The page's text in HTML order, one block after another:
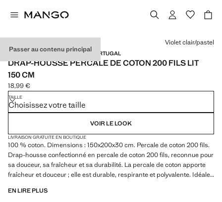
Passer au contenu principal
PERCALE DE COTON / MADE IN PORTUGAL
DRAP-HOUSSE PERCALE DE COTON 200 FILS LIT
150 CM
Prix actuel [18,99 € ]
18,99 €
Choisissez une couleur
Violet clair/pastel
TAILLE
Choisissez votre taille
VOIR LE LOOK
LIVRAISON GRATUITE EN BOUTIQUE
100 % coton. Dimensions : 150x200x30 cm. Percale de coton 200 fils.
Drap-housse confectionné en percale de coton 200 fils, reconnue pour
sa douceur, sa fraîcheur et sa durabilité. La percale de coton apporte
fraîcheur et douceur ; elle est durable, respirante et polyvalente. Idéale
plusieurs couleurs. À combiner avec d’autres articles de la collection.
EN LIRE PLUS